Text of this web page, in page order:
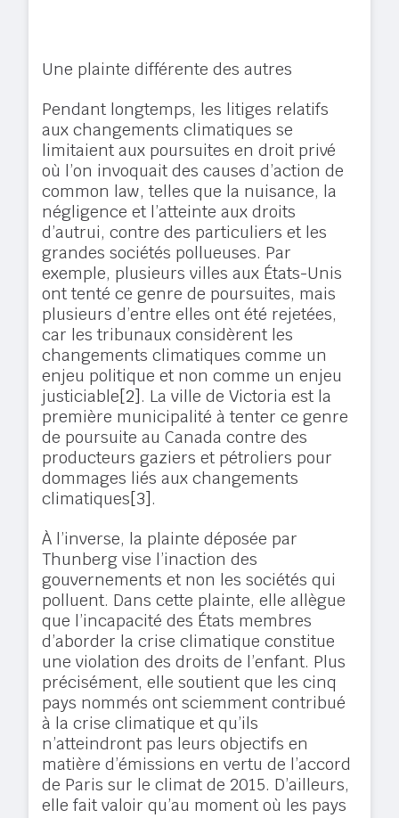
Une plainte différente des autres
Pendant longtemps, les litiges relatifs
aux changements climatiques se
limitaient aux poursuites en droit privé
où l’on invoquait des causes d’action de
common law, telles que la nuisance, la
négligence et l’atteinte aux droits
d’autrui, contre des particuliers et les
grandes sociétés pollueuses. Par
exemple, plusieurs villes aux États-Unis
ont tenté ce genre de poursuites, mais
plusieurs d’entre elles ont été rejetées,
car les tribunaux considèrent les
changements climatiques comme un
enjeu politique et non comme un enjeu
justiciable[2]. La ville de Victoria est la
première municipalité à tenter ce genre
de poursuite au Canada contre des
producteurs gaziers et pétroliers pour
dommages liés aux changements
climatiques[3].
À l’inverse, la plainte déposée par
Thunberg vise l’inaction des
gouvernements et non les sociétés qui
polluent. Dans cette plainte, elle allègue
que l’incapacité des États membres
d’aborder la crise climatique constitue
une violation des droits de l’enfant. Plus
précisément, elle soutient que les cinq
pays nommés ont sciemment contribué
à la crise climatique et qu’ils
n’atteindront pas leurs objectifs en
matière d’émissions en vertu de l’accord
de Paris sur le climat de 2015. D’ailleurs,
elle fait valoir qu’au moment où les pays